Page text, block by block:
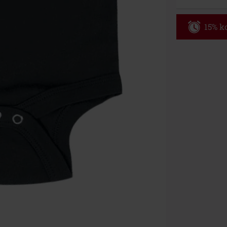
15%